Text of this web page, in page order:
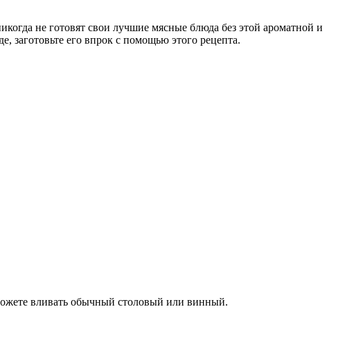
не готовят свои лучшие мясные блюда без этой ароматной и
заготовьте его впрок с помощью этого рецепта.
вливать обычный столовый или винный.